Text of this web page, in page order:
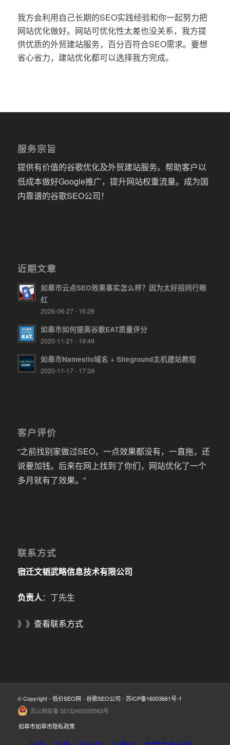
我方会利用自己长期的SEO实践经验和你一起努力把
网站优化做好。网站可优化性太差也没关系，我方提
供优质的外贸建站服务，百分百符合SEO需求。要想
省心省力，建站优化都可以选择我方完成。
服务宗旨
提供有价值的谷歌优化及外贸建站服务。帮助客户以
低成本做好Google推广，提升网站权重流量。成为国
内靠谱的谷歌SEO公司！
近期文章
如皋市云点SEO效果事实怎么样？因为太好招同行眼
红
2026-06-27 - 16:28
如皋市如何提高谷歌EAT质量评分
2020-11-21 - 19:49
如皋市Namesilo域名 + Siteground主机建站教程
2020-11-17 - 17:39
客户评价
“之前找别家做过SEO，一点效果都没有，一直拖，还
说要加钱。后来在网上找到了你们，网站优化了一个
多月就有了效果。”
联系方式
宿迁文韬武略信息技术有限公司
负责人：丁先生
》》 查看联系方式
© Copyright - 低价SEO网 - 谷歌SEO公司 - 苏ICP备16003661号-1
苏公网安备 32132402000563号
如皋市如皋市隐私政策